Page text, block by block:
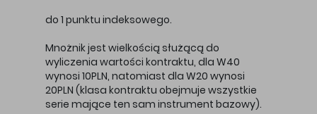
do 1 punktu indeksowego.
Mnożnik jest wielkością służącą do
wyliczenia wartości kontraktu, dla W40
wynosi 10PLN, natomiast dla W20 wynosi
20PLN (klasa kontraktu obejmuje wszystkie
serie mające ten sam instrument bazowy).